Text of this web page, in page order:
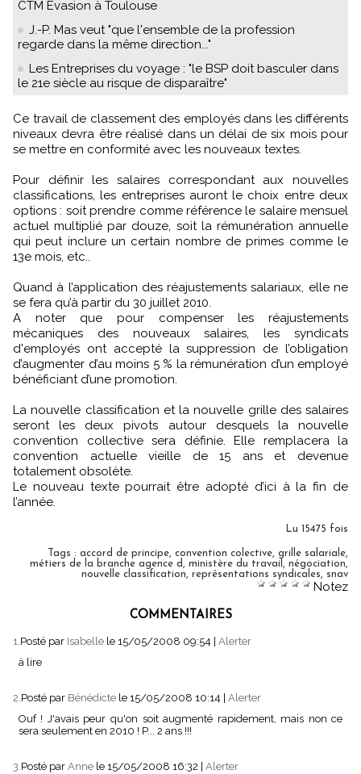
CTM Evasion à Toulouse
J.-P. Mas veut "que l'ensemble de la profession
regarde dans la même direction..."
Les Entreprises du voyage : "le BSP doit basculer dans
le 21e siècle au risque de disparaître"
Ce travail de classement des employés dans les différents
niveaux devra être réalisé dans un délai de six mois pour
se mettre en conformité avec les nouveaux textes.
Pour définir les salaires correspondant aux nouvelles
classifications, les entreprises auront le choix entre deux
options : soit prendre comme référence le salaire mensuel
actuel multiplié par douze, soit la rémunération annuelle
qui peut inclure un certain nombre de primes comme le
13e mois, etc..
Quand à l’application des réajustements salariaux, elle ne
se fera qu’à partir du 30 juillet 2010.
A noter que pour compenser les réajustements
mécaniques des nouveaux salaires, les syndicats
d'employés ont accepté la suppression de l’obligation
d’augmenter d’au moins 5 % la rémunération d’un employé
bénéficiant d’une promotion.
La nouvelle classification et la nouvelle grille des salaires
seront les deux pivots autour desquels la nouvelle
convention collective sera définie. Elle remplacera la
convention actuelle vieille de 15 ans et devenue
totalement obsolète.
Le nouveau texte pourrait être adopté d’ici à la fin de
l’année.
Lu 15475 fois
Tags : accord de principe convention colective grille salariale
métiers de la branche agence d
ministère du travail négociation
nouvelle classification
représentations syndicales snav
Notez
COMMENTAIRES
1. Posté par Isabelle le 15/05/2008 09:54 | Alerter
à lire
2. Posté par Bénédicte le 15/05/2008 10:14 | Alerter
Ouf ! J'avais peur qu'on soit augmenté rapidement, mais non ce
sera seulement en 2010 ! P... 2 ans !!!
3. Posté par Anne le 15/05/2008 16:32 Alerter